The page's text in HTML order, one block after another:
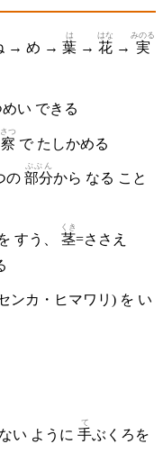
→ め → 葉
は
→ 花
はな
→ 実
みのる
い できる
つ
で たしかめる
の 部分
ぶぶん
から なる こと
すう、 茎
くき
=ささえ
ンカ・ヒマワリ) を い
い ように 手
て
ぶくろを